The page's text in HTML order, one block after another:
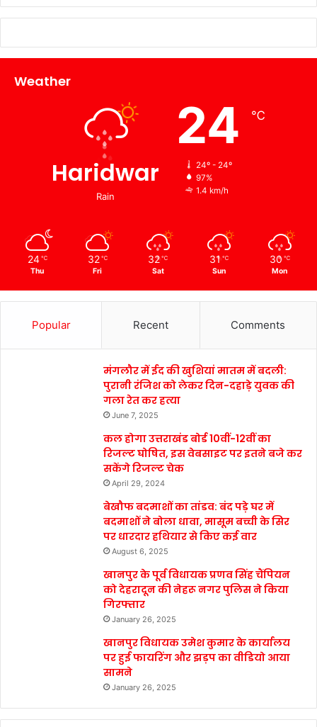
Weather
Haridwar
Rain
24 ℃
24º - 24º
97%
1.4 km/h
24 ℃
Thu
32 ℃
Fri
32 ℃
Sat
31 ℃
Sun
30 ℃
Mon
Popular Recent Comments
मंगलौर में ईद की खुशियां मातम में बदली:
पुरानी रंजिश को लेकर दिन-दहाड़े युवक की
गला रेत कर हत्या
June 7, 2025
कल होगा उत्तराखंड बोर्ड 10वीं-12वीं का
रिजल्ट घोषित, इस वेबसाइट पर इतने बजे कर
सकेंगे रिजल्ट चेक
April 29, 2024
बेखौफ बदमाशों का तांडव: बंद पड़े घर में
बदमाशों ने बोला धावा, मासूम बच्ची के सिर
पर धारदार हथियार से किए कई वार
August 6, 2025
खानपुर के पूर्व विधायक प्रणव सिंह चैंपियन
को देहरादून की नेहरू नगर पुलिस ने किया
गिरफ्तार
January 26, 2025
खानपुर विधायक उमेश कुमार के कार्यालय
पर हुई फायरिंग और झड़प का वीडियो आया
सामने
January 26, 2025